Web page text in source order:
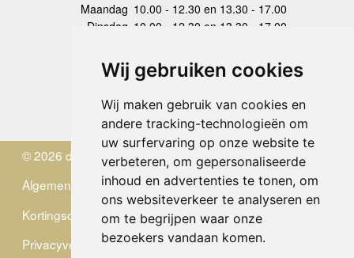
Wij gebruiken cookies
Wij maken gebruik van cookies en
andere tracking-technologieën om
uw surfervaring op onze website te
verbeteren, om gepersonaliseerde
inhoud en advertenties te tonen, om
ons websiteverkeer te analyseren en
om te begrijpen waar onze
bezoekers vandaan komen.
Maandag 10.00 - 12.30 en 13.30 - 17.00
Dinsdag 10.00 - 12.30 en 13.30 - 17.00
Donderdag
10.00 - 12.30 en 13.30 - 17.00
Vrijdag 10.00 - 12.30 en 13.30 - 17.00
Zaterdag
gesloten
Zondag gesloten
© 2026 de Zwerver
Algemene Voorwaarden
Kortingscode
Privacyverklaring